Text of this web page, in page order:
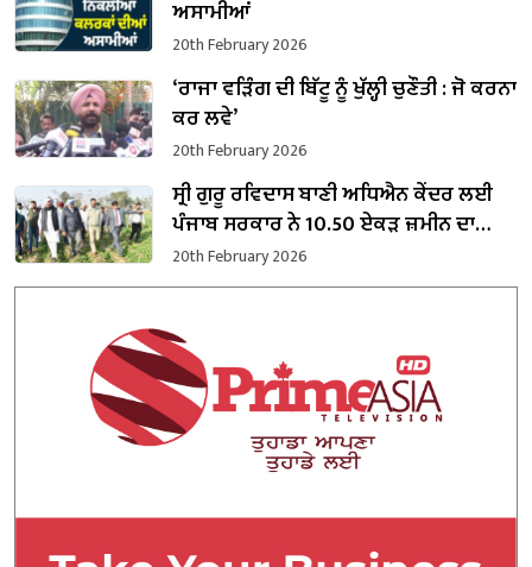
ਅਸਾਮੀਆਂ
20th February 2026
‘ਰਾਜਾ ਵੜਿੰਗ ਦੀ ਬਿੱਟੂ ਨੂੰ ਖੁੱਲ੍ਹੀ ਚੁਣੌਤੀ : ਜੋ ਕਰਨਾ
ਕਰ ਲਵੇ’
20th February 2026
ਸ੍ਰੀ ਗੁਰੂ ਰਵਿਦਾਸ ਬਾਣੀ ਅਧਿਐਨ ਕੇਂਦਰ ਲਈ
ਪੰਜਾਬ ਸਰਕਾਰ ਨੇ 10.50 ਏਕੜ ਜ਼ਮੀਨ ਦਾ
ਕਬਜ਼ਾ ਲਿਆ
20th February 2026